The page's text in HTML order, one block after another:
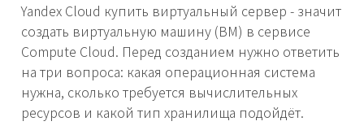
Yandex Cloud купить виртуальный сервер - значит
создать виртуальную машину (ВМ) в сервисе
Compute Cloud. Перед созданием нужно ответить
на три вопроса: какая операционная система
нужна, сколько требуется вычислительных
ресурсов и какой тип хранилища подойдёт.